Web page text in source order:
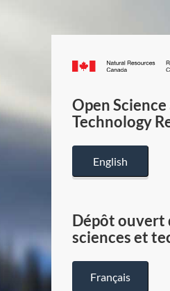
Open Science
Technology
English
Dépôt ouvert
sciences et
Français